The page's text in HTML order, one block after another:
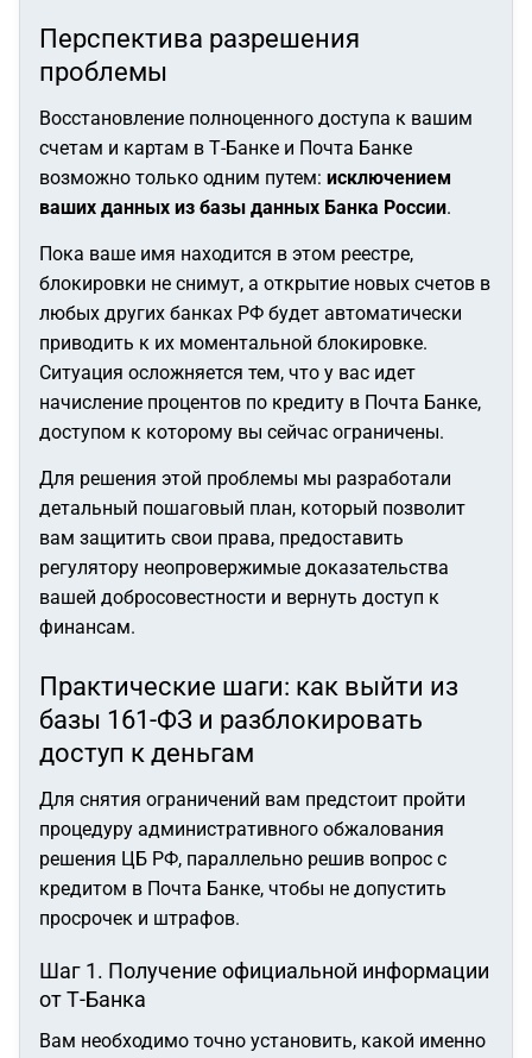
Перспектива разрешения
проблемы
Восстановление полноценного доступа к вашим
счетам и картам в Т-Банке и Почта Банке
возможно только одним путем: исключением
ваших данных из базы данных Банка России.
Пока ваше имя находится в этом реестре,
блокировки не снимут, а открытие новых счетов в
любых других банках РФ будет автоматически
приводить к их моментальной блокировке.
Ситуация осложняется тем, что у вас идет
начисление процентов по кредиту в Почта Банке,
доступом к которому вы сейчас ограничены.
Для решения этой проблемы мы разработали
детальный пошаговый план, который позволит
вам защитить свои права, предоставить
регулятору неопровержимые доказательства
вашей добросовестности и вернуть доступ к
финансам.
Практические шаги: как выйти из
базы 161-ФЗ и разблокировать
доступ к деньгам
Для снятия ограничений вам предстоит пройти
процедуру административного обжалования
решения ЦБ РФ, параллельно решив вопрос с
кредитом в Почта Банке, чтобы не допустить
просрочек и штрафов.
Шаг 1. Получение официальной информации
от Т-Банка
Вам необходимо точно установить, какой именно